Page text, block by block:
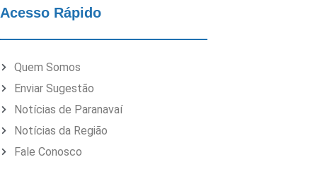
Acesso Rápido
Quem Somos
Enviar Sugestão
Notícias de Paranavaí
Notícias da Região
Fale Conosco